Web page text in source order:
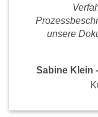
unsere
Sabine Klein